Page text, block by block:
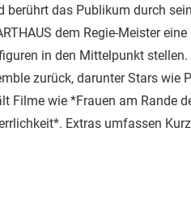
berührt das Publikum durch
dem Regie-Meister
in den Mittelpunkt stellen.
zurück, darunter Stars wie
Filme wie *Frauen am Rande
Extras umfassen